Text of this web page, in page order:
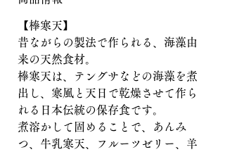
【棒寒天】
昔ながらの製法で作られる、海藻由
来の天然食材。
棒寒天は、テングサなどの海藻を煮
出し、寒風と天日で乾燥させて作ら
れる日本伝統の保存食です。
煮溶かして固めることで、あんみ
つ、牛乳寒天、フルーツゼリー、羊